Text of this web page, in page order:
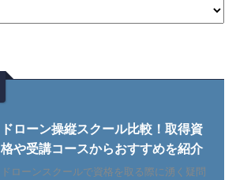
ドローン操縦スクール比較！取得資
格や受講コースからおすすめを紹介
ドローンスクールで資格を取る際に湧く疑問